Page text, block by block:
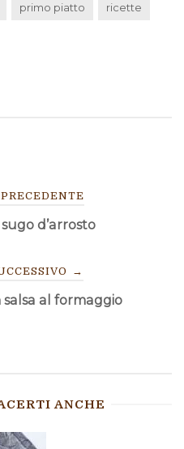
primo piatto ricette
d’arrosto
→
al formaggio
ANCHE